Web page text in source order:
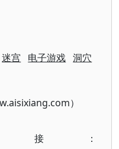
迷宫 电子游戏 洞穴
）
接：